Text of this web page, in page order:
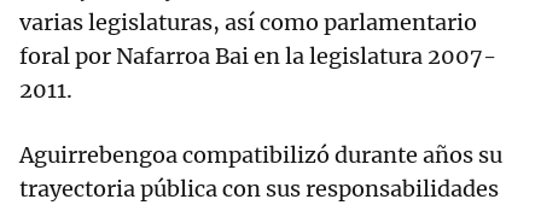
varias legislaturas, así como parlamentario
foral por Nafarroa Bai en la legislatura 2007-
2011.
Aguirrebengoa compatibilizó durante años su
trayectoria pública con sus responsabilidades